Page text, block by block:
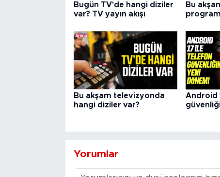
Bugün TV'de hangi diziler
var? TV yayın akışı
Bu
Bu akşam televizyonda
hangi diziler var?
Android
Yorumlar